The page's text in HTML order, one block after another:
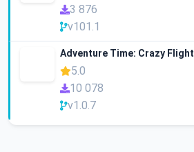
3 876
v101.1
Adventure Time: Crazy Flight
5.0
10 078
v1.0.7